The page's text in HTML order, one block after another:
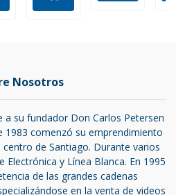
Nosotros
su fundador Don Carlos Petersen
1983 comenzó su emprendimiento
de Santiago. Durante varios
Electrónica y Línea Blanca. En 1995
de las grandes cadenas
en la venta de videos